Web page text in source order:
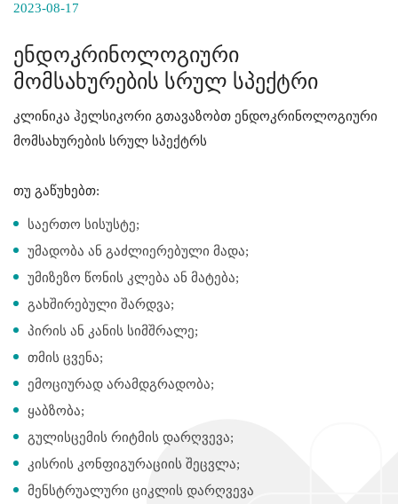
2023-08-17
ენდოკრინოლოგიური
მომსახურების სრულ სპექტრი
კლინიკა ჰელსიკორი გთავაზობთ ენდოკრინოლოგიური
მომსახურების სრულ სპექტრს
თუ გაწუხებთ:
საერთო სისუსტე;
უმადობა ან გაძლიერებული მადა;
უმიზეზო წონის კლება ან მატება;
გახშირებული შარდვა;
პირის ან კანის სიმშრალე;
თმის ცვენა;
ემოციურად არამდგრადობა;
ყაბზობა;
გულისცემის რიტმის დარღვევა;
კისრის კონფიგურაციის შეცვლა;
მენსტრუალური ციკლის დარღვევა